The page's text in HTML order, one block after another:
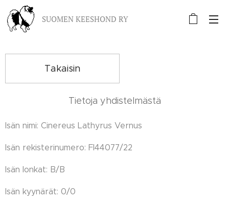
SUOMEN KEESHOND RY
Takaisin
Tietoja yhdistelmästä
Isän nimi: Cinereus Lathyrus Vernus
Isän rekisterinumero: FI44077/22
Isän lonkat: B/B
Isän kyynärät: 0/0